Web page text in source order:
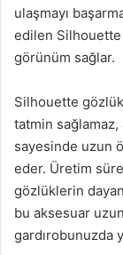
ulaşmayı
edilen
görünüm sağlar.
Silhouette
tatmin
sayesinde uzun
eder. Üretim
gözlüklerin
bu aksesuar
gardırobunuzda